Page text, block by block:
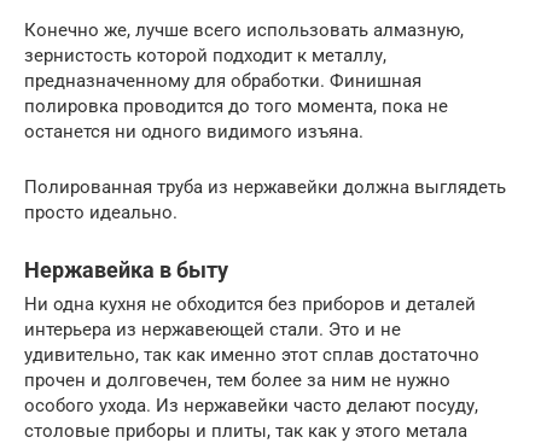
Конечно же, лучше всего использовать алмазную,
зернистость которой подходит к металлу,
предназначенному для обработки. Финишная
полировка проводится до того момента, пока не
останется ни одного видимого изъяна.
Полированная труба из нержавейки должна выглядеть
просто идеально.
Нержавейка в быту
Ни одна кухня не обходится без приборов и деталей
интерьера из нержавеющей стали. Это и не
удивительно, так как именно этот сплав достаточно
прочен и долговечен, тем более за ним не нужно
особого ухода. Из нержавейки часто делают посуду,
столовые приборы и плиты, так как у этого метала